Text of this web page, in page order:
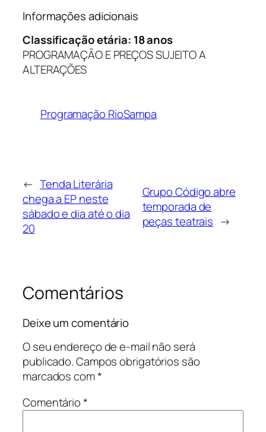
Informações adicionais
Classificação etária: 18 anos
PROGRAMAÇÃO E PREÇOS SUJEITO A
ALTERAÇÕES
Programação RioSampa
← Tenda Literária
chega a EP neste
sábado e dia até o dia
20
Grupo Código abre
temporada de
peças teatrais →
Comentários
Deixe um comentário
O seu endereço de e-mail não será
publicado.Campos obrigatórios são
marcados com*
Comentário*